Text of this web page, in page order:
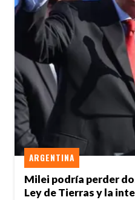
Milei podría perder
Ley de Tierras y la
ARGENTINA